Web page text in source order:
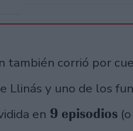
también corrió por
Llinás y uno de los
en 9 episodios